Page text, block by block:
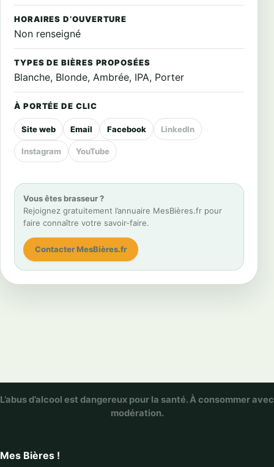
HORAIRES D’OUVERTURE
Non renseigné
TYPES DE BIÈRES PROPOSÉES
Blanche, Blonde, Ambrée, IPA, Porter
À PORTÉE DE CLIC
Site web Email Facebook LinkedIn
Instagram YouTube
Vous êtes brasseur ?
Rejoignez gratuitement l’annuaire MesBières.fr pour
faire connaître votre savoir-faire.
Contacter MesBières.fr
L’abus d’alcool est dangereux pour la santé. À consommer avec
modération.
Mes Bières !